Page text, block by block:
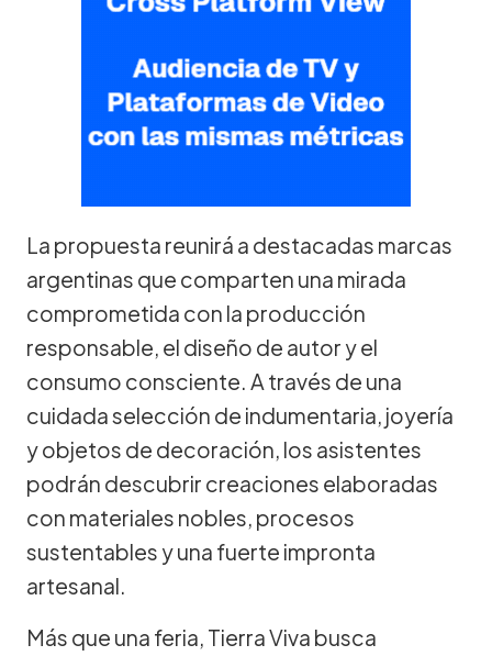
La propuesta reunirá a destacadas marcas
argentinas que comparten una mirada
comprometida con la producción
responsable, el diseño de autor y el
consumo consciente. A través de una
cuidada selección de indumentaria, joyería
y objetos de decoración, los asistentes
podrán descubrir creaciones elaboradas
con materiales nobles, procesos
sustentables y una fuerte impronta
artesanal.
Más que una feria, Tierra Viva busca